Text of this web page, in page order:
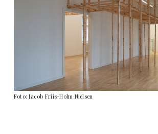
Foto: Jacob Friis-Holm Nielsen